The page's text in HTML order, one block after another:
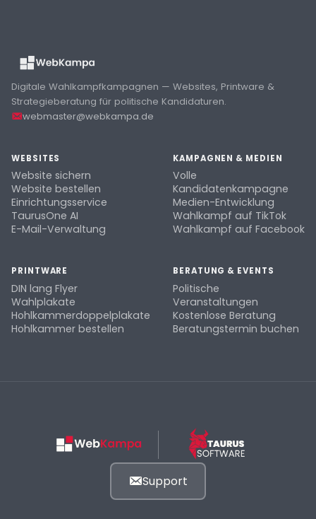
Digitale Wahlkampfkampagnen — Websites, Printware &
Strategieberatung für politische Kandidaturen.
webmaster@webkampa.de
WEBSITES
Website sichern
Website bestellen
Einrichtungsservice
TaurusOne AI
E-Mail-Verwaltung
KAMPAGNEN & MEDIEN
Volle
Kandidatenkampagne
Medien-Entwicklung
Wahlkampf auf TikTok
Wahlkampf auf Facebook
PRINTWARE
DIN lang Flyer
Wahlplakate
Hohlkammerdoppelplakate
Hohlkammer bestellen
BERATUNG & EVENTS
Politische
Veranstaltungen
Kostenlose Beratung
Beratungstermin buchen
Support